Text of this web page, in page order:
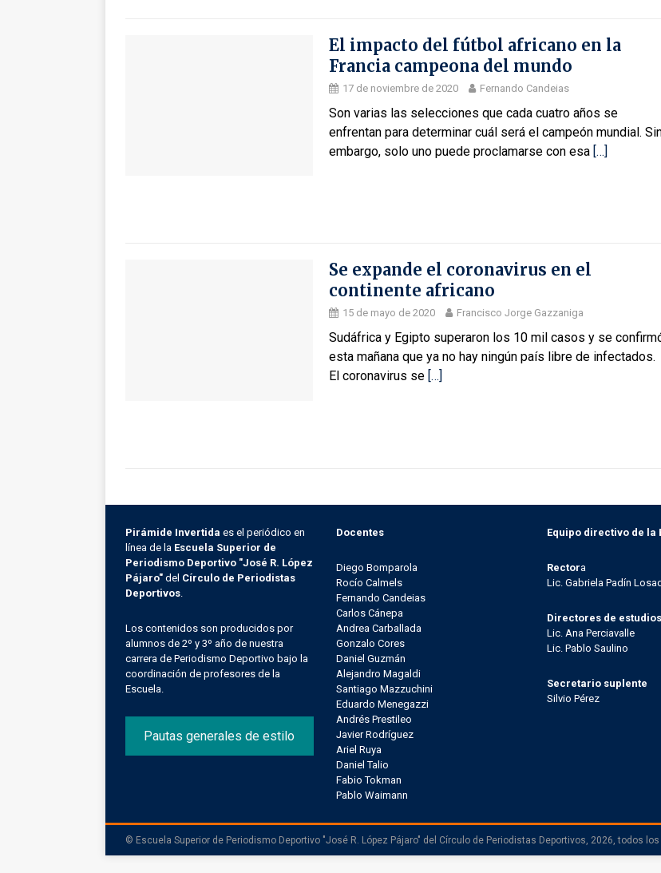
El impacto del fútbol africano en la
Francia campeona del mundo
17 de noviembre de 2020 Fernando Candeias
Son varias las selecciones que cada cuatro años se
enfrentan para determinar cuál será el campeón mundial.
embargo, solo uno puede proclamarse con esa […]
Se expande el coronavirus en el
continente africano
15 de mayo de 2020 Francisco Jorge Gazzaniga
Sudáfrica y Egipto superaron los 10 mil casos y se
esta mañana que ya no hay ningún país libre de infectados.
El coronavirus se […]
Pirámide Invertida es el periódico en
línea de la Escuela Superior de
Periodismo Deportivo "José R. López
Pájaro" del Círculo de Periodistas
Deportivos.
Los contenidos son producidos por
alumnos de 2º y 3º año de nuestra
carrera de Periodismo Deportivo bajo la
coordinación de profesores de la
Escuela.
Pautas generales de estilo
Docentes
Diego Bomparola
Rocío Calmels
Fernando Candeias
Carlos Cánepa
Andrea Carballada
Gonzalo Cores
Daniel Guzmán
Alejandro Magaldi
Santiago Mazzuchini
Eduardo Menegazzi
Andrés Prestileo
Javier Rodríguez
Ariel Ruya
Daniel Talio
Fabio Tokman
Pablo Waimann
Equipo directivo de la
Rectora
Lic. Gabriela Padín
Directores de estudios
Lic. Ana Perciavalle
Lic. Pablo Saulino
Secretario suplente
Silvio Pérez
© Escuela Superior de Periodismo Deportivo "José R. López Pájaro" del Círculo de Periodistas Deportivos, 2026, todos